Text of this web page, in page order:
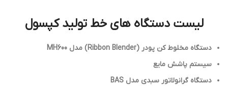
لیست دستگاه های خط تولید کپسول
دستگاه مخلوط كن پودر (Ribbon Blender) مدل MH600
سیستم پاشش مایع
دستگاه گرانولاتور سبدي مدل BAS